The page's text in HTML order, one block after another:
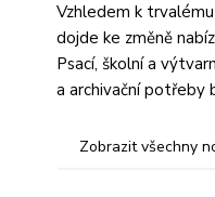
Vzhledem k
dojde ke změně
Psací, školní a
a archivační potřeby
Zobrazit všechny